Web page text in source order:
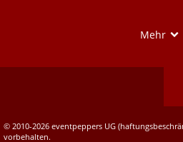
Mehr
© 2010-2026 eventpeppers UG
vorbehalten.